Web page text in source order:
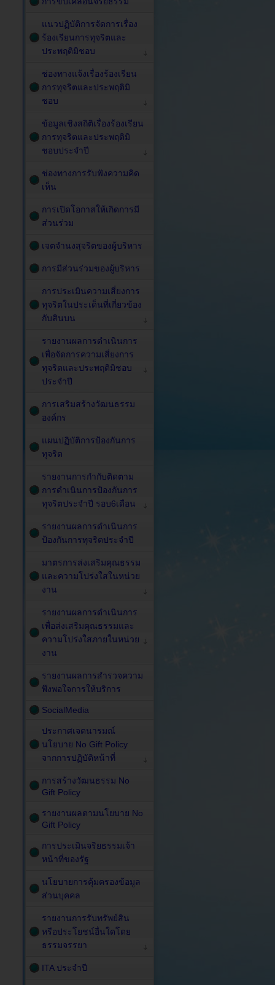
แนวปฏิบัติการจัดการเรื่อง
ร้องเรียนการทุจริตและ
ประพฤติมิชอบ
ช่องทางแจ้งเรื่องร้องเรียน
การทุจริตและประพฤติมิ
ชอบ
ข้อมูลเชิงสถิติเรื่องร้องเรียน
การทุจริตและประพฤติมิ
ชอบประจำปี
ช่องทางการรับฟังความคิด
เห็น
การเปิดโอกาสให้เกิดการมี
ส่วนร่วม
เจตจำนงสุจริตของผู้บริหาร
การมีส่วนร่วมของผู้บริหาร
การประเมินความเสี่ยงการ
ทุจริตในประเด็นที่เกี่ยวข้อง
กับสินบน
รายงานผลการดำเนินการ
เพื่อจัดการความเสี่ยงการ
ทุจริตและประพฤติมิชอบ
ประจำปี
การเสริมสร้างวัฒนธรรม
องค์กร
แผนปฏิบัติการป้องกันการ
ทุจริต
รายงานการกำกับติดตาม
การดำเนินการป้องกันการ
ทุจริตประจำปี รอบ6เดือน
รายงานผลการดำเนินการ
ป้องกันการทุจริตประจำปี
มาตรการส่งเสริมคุณธรรม
และความโปร่งใสในหน่วย
งาน
รายงานผลการดำเนินการ
เพื่อส่งเสริมคุณธรรมและ
ความโปร่งใสภายในหน่วย
งาน
รายงานผลการสำรวจความ
พึงพอใจการให้บริการ
SocialMedia
ประกาศเจตนารมณ์
นโยบาย No Gift Policy
จากการปฏิบัติหน้าที่
การสร้างวัฒนธรรม No
Gift Policy
รายงานผลตามนโยบาย No
Gift Policy
การประเมินจริยธรรมเจ้า
หน้าที่ของรัฐ
นโยบายการคุ้มครองข้อมูล
ส่วนบุคคล
รายงานการรับทรัพย์สิน
หรือประโยชน์อื่นใดโดย
ธรรมจรรยา
ITA ประจำปี